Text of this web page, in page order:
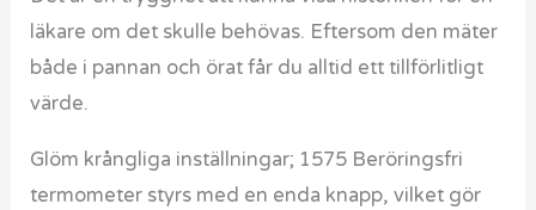
läkare om det skulle behövas. Eftersom den mäter
både i pannan och örat får du alltid ett tillförlitligt
värde.
Glöm krångliga inställningar; 1575 Beröringsfri
termometer styrs med en enda knapp, vilket gör